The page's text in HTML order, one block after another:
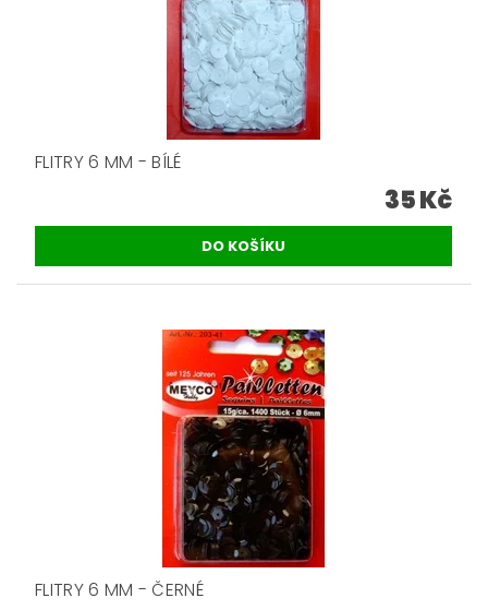
FLITRY 6 MM - BÍLÉ
35 Kč
FLITRY 6 MM - ČERNÉ